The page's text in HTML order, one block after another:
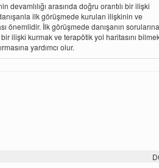
devamlılığı arasında doğru orantılı bir ilişki
ilk görüşmede kurulan ilişkinin ve
önemlidir. İlk görüşmede danışanın sorularına
ilişki kurmak ve terapötik yol haritasını
yardımcı olur.